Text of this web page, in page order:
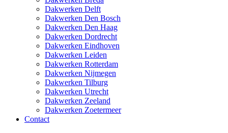
Dakwerken Delft
Dakwerken Den Bosch
Dakwerken Den Haag
Dakwerken Dordrecht
Dakwerken Eindhoven
Dakwerken Leiden
Dakwerken Rotterdam
Dakwerken Nijmegen
Dakwerken Tilburg
Dakwerken Utrecht
Dakwerken Zeeland
Dakwerken Zoetermeer
Contact